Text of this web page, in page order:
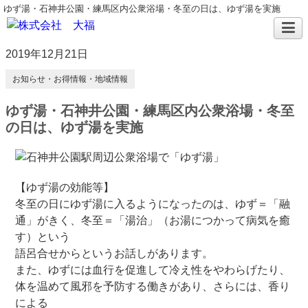
ゆず湯・石神井公園・練馬区内公衆浴場・冬至の日は、ゆず湯を実施
2019年12月21日
お知らせ・お得情報・地域情報
ゆず湯・石神井公園・練馬区内公衆浴場・冬至
の日は、ゆず湯を実施
【ゆず湯の効能等】
冬至の日にゆず湯に入るようになったのは、ゆず＝「融
通」がきく、冬至＝「湯治」（お湯につかって病気を癒
す）という
語呂合せからというお話しがあります。
また、ゆずには血行を促進して冷え性をやわらげたり、
体を温めて風邪を予防する働きがあり、さらには、香り
による